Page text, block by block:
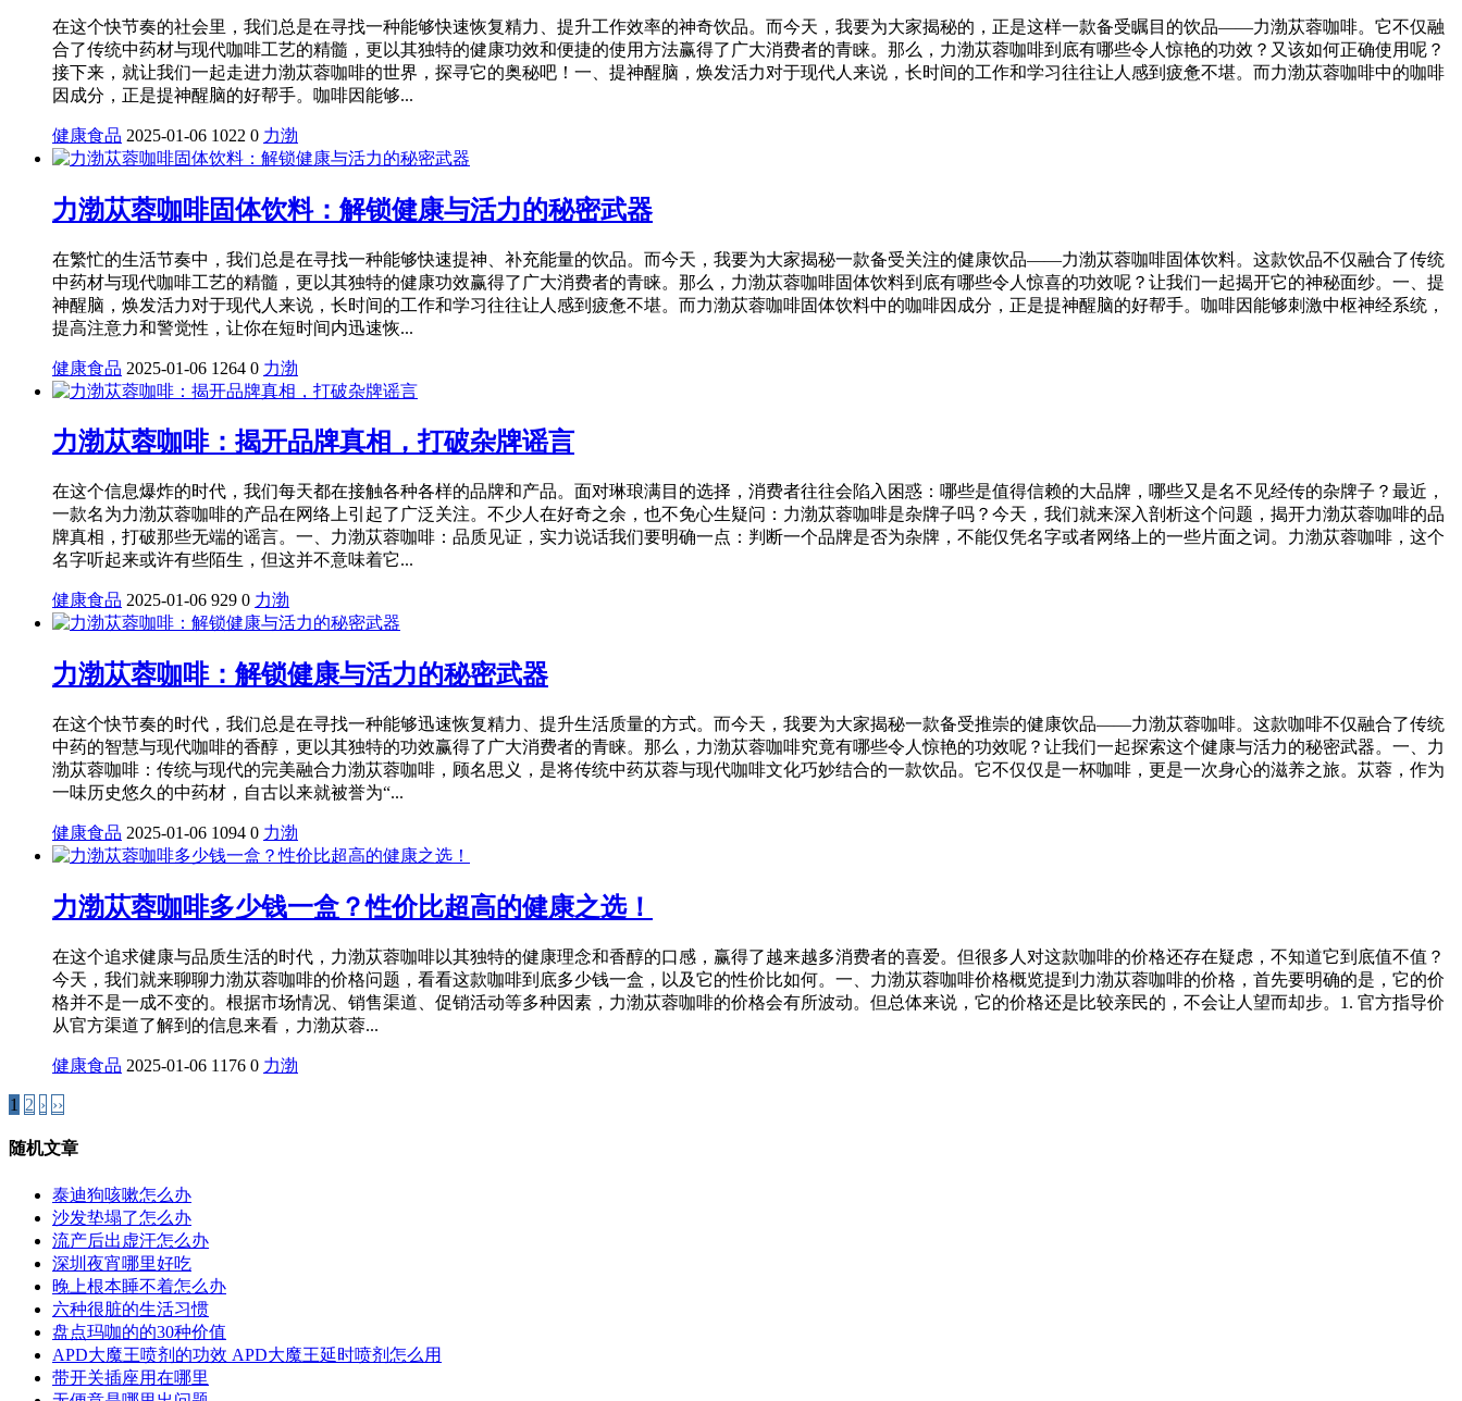
在这个快节奏的社会里，我们总是在寻找一种能够快速恢复精力、提升工作效率的神奇饮品。而今天，我要为大家揭秘的，正是这样一款备受瞩目的饮品——力渤苁蓉咖啡。它不仅融
合了传统中药材与现代咖啡工艺的精髓，更以其独特的健康功效和便捷的使用方法赢得了广大消费者的青睐。那么，力渤苁蓉咖啡到底有哪些令人惊艳的功效？又该如何正确使用呢？
接下来，就让我们一起走进力渤苁蓉咖啡的世界，探寻它的奥秘吧！一、提神醒脑，焕发活力对于现代人来说，长时间的工作和学习往往让人感到疲惫不堪。而力渤苁蓉咖啡中的咖啡
因成分，正是提神醒脑的好帮手。咖啡因能够...
健康食品 2025-01-06 1022 0 力渤
力渤苁蓉咖啡固体饮料：解锁健康与活力的秘密武器
在繁忙的生活节奏中，我们总是在寻找一种能够快速提神、补充能量的饮品。而今天，我要为大家揭秘一款备受关注的健康饮品——力渤苁蓉咖啡固体饮料。这款饮品不仅融合了传统
中药材与现代咖啡工艺的精髓，更以其独特的健康功效赢得了广大消费者的青睐。那么，力渤苁蓉咖啡固体饮料到底有哪些令人惊喜的功效呢？让我们一起揭开它的神秘面纱。一、提
神醒脑，焕发活力对于现代人来说，长时间的工作和学习往往让人感到疲惫不堪。而力渤苁蓉咖啡固体饮料中的咖啡因成分，正是提神醒脑的好帮手。咖啡因能够刺激中枢神经系统，
提高注意力和警觉性，让你在短时间内迅速恢...
健康食品 2025-01-06 1264 0 力渤
力渤苁蓉咖啡：揭开品牌真相，打破杂牌谣言
在这个信息爆炸的时代，我们每天都在接触各种各样的品牌和产品。面对琳琅满目的选择，消费者往往会陷入困惑：哪些是值得信赖的大品牌，哪些又是名不见经传的杂牌子？最近，
一款名为力渤苁蓉咖啡的产品在网络上引起了广泛关注。不少人在好奇之余，也不免心生疑问：力渤苁蓉咖啡是杂牌子吗？今天，我们就来深入剖析这个问题，揭开力渤苁蓉咖啡的品
牌真相，打破那些无端的谣言。一、力渤苁蓉咖啡：品质见证，实力说话我们要明确一点：判断一个品牌是否为杂牌，不能仅凭名字或者网络上的一些片面之词。力渤苁蓉咖啡，这个
名字听起来或许有些陌生，但这并不意味着它...
健康食品 2025-01-06 929 0 力渤
力渤苁蓉咖啡：解锁健康与活力的秘密武器
在这个快节奏的时代，我们总是在寻找一种能够迅速恢复精力、提升生活质量的方式。而今天，我要为大家揭秘一款备受推崇的健康饮品——力渤苁蓉咖啡。这款咖啡不仅融合了传统
中药的智慧与现代咖啡的香醇，更以其独特的功效赢得了广大消费者的青睐。那么，力渤苁蓉咖啡究竟有哪些令人惊艳的功效呢？让我们一起探索这个健康与活力的秘密武器。一、力
渤苁蓉咖啡：传统与现代的完美融合力渤苁蓉咖啡，顾名思义，是将传统中药苁蓉与现代咖啡文化巧妙结合的一款饮品。它不仅仅是一杯咖啡，更是一次身心的滋养之旅。苁蓉，作为
一味历史悠久的中药材，自古以来就被誉为“...
健康食品 2025-01-06 1094 0 力渤
力渤苁蓉咖啡多少钱一盒？性价比超高的健康之选！
在这个追求健康与品质生活的时代，力渤苁蓉咖啡以其独特的健康理念和香醇的口感，赢得了越来越多消费者的喜爱。但很多人对这款咖啡的价格还存在疑虑，不知道它到底值不值？
今天，我们就来聊聊力渤苁蓉咖啡的价格问题，看看这款咖啡到底多少钱一盒，以及它的性价比如何。一、力渤苁蓉咖啡价格概览提到力渤苁蓉咖啡的价格，首先要明确的是，它的价
格并不是一成不变的。根据市场情况、销售渠道、促销活动等多种因素，力渤苁蓉咖啡的价格会有所波动。但总体来说，它的价格还是比较亲民的，不会让人望而却步。1. 官方指导价
从官方渠道了解到的信息来看，力渤苁蓉...
健康食品 2025-01-06 1176 0 力渤
1 2 › ››
随机文章
泰迪狗咳嗽怎么办
沙发垫塌了怎么办
流产后出虚汗怎么办
深圳夜宵哪里好吃
晚上根本睡不着怎么办
六种很脏的生活习惯
盘点玛咖的的30种价值
APD大魔王喷剂的功效 APD大魔王延时喷剂怎么用
带开关插座用在哪里